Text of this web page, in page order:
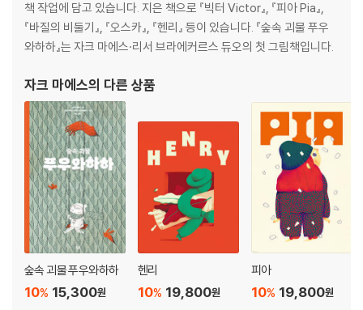
책 작업에 담고 있습니다. 지은 책으로 『빅터 Victor』, 『피아 Pia』,
『바질의 비둘기』, 『오스카』, 『헨리』 등이 있습니다. 『숲속 괴물 푸우
와하하』는 자크 마에스·리서 브라에커르스 듀오의 첫 그림책입니다.
자크 마에스의 다른 상품
숲속 괴물 푸우와하하
15,300원
10%
헨리
19,800원
10%
피아
19,800원
10%